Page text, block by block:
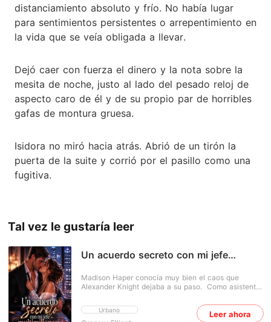
distanciamiento absoluto y frío. No había lugar
para sentimientos persistentes o arrepentimiento en
la vida que se veía obligada a llevar.
Dejó caer con fuerza el dinero y la nota sobre la
mesita de noche, justo al lado del pesado reloj de
aspecto caro de él y de su propio par de horribles
gafas de montura gruesa.
Isidora no miró hacia atrás. Abrió de un tirón la
puerta de la suite y corrió por el pasillo como una
fugitiva.
Tal vez le gustaría leer
Un acuerdo secreto con mi jefe
Urbano
Madison Haper conocía muy bien el caos que
Alexander Knight dejaba a su paso. Como asistente
lidiar con los escándalos en innumerables ocasiones:
calmar a sus exnovias y hacer todo lo posible para
Leer ahora